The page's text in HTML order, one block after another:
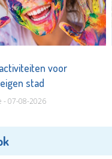
voor
stad
- 07-08-2026